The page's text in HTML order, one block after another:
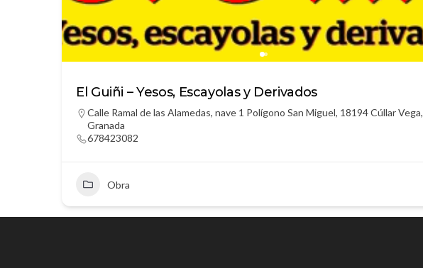
El Guiñi – Yesos, Escayolas y Derivados
Calle Ramal de las Alamedas, nave 1 Polígono San Miguel, 18194 Cúllar Vega,
Granada
678423082
Obra